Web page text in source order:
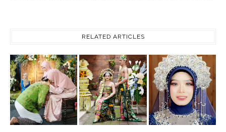
RELATED ARTICLES